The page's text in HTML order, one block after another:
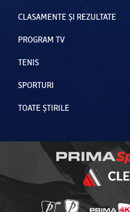
CLASAMENTE ȘI REZULTATE
PROGRAM TV
TENIS
SPORTURI
TOATE ȘTIRILE